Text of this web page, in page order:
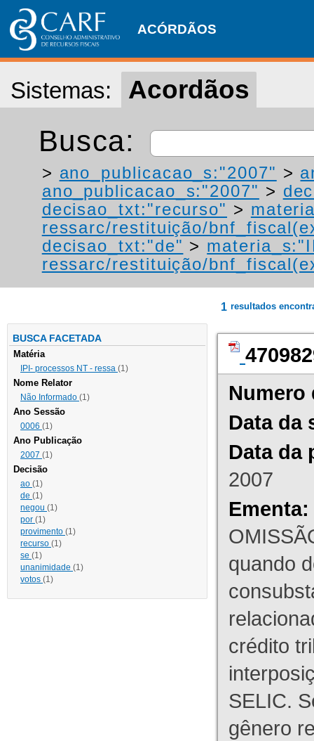
ACÓRDÃOS
Sistemas: Acordãos
Busca:
> ano_publicacao_s:"2007" >
ano_publicacao_s:"2007" >
decisao_txt:"recurso" >
ressarc/restituição/
decisao_txt:"de" >
ressarc/restituição/
BUSCA FACETADA
Matéria
IPI- processos NT - ressa (1)
Nome Relator
Não Informado (1)
Ano Sessão
0006 (1)
Ano Publicação
2007 (1)
Decisão
ao (1)
de (1)
negou (1)
por (1)
provimento (1)
recurso (1)
se (1)
unanimidade (1)
votos (1)
1 resultados
Numero
Data da
Data da
2007
Ementa:
quando
crédito
SELIC.
gênero